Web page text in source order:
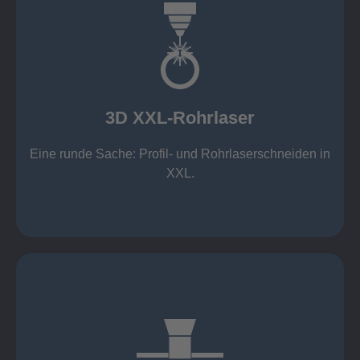
3D XXL-Rohrlaser
Eine runde Sache: Profil- und Rohrlaserschneiden in
XXL.
3D XXL-Rohrlaser
Rechteckprofile bis 300 x 300 mm
Wandstärken:
Nichtrostende Stähle 15 mm (oxidfrei)
Aluminium 10 mm (oxidfrei)